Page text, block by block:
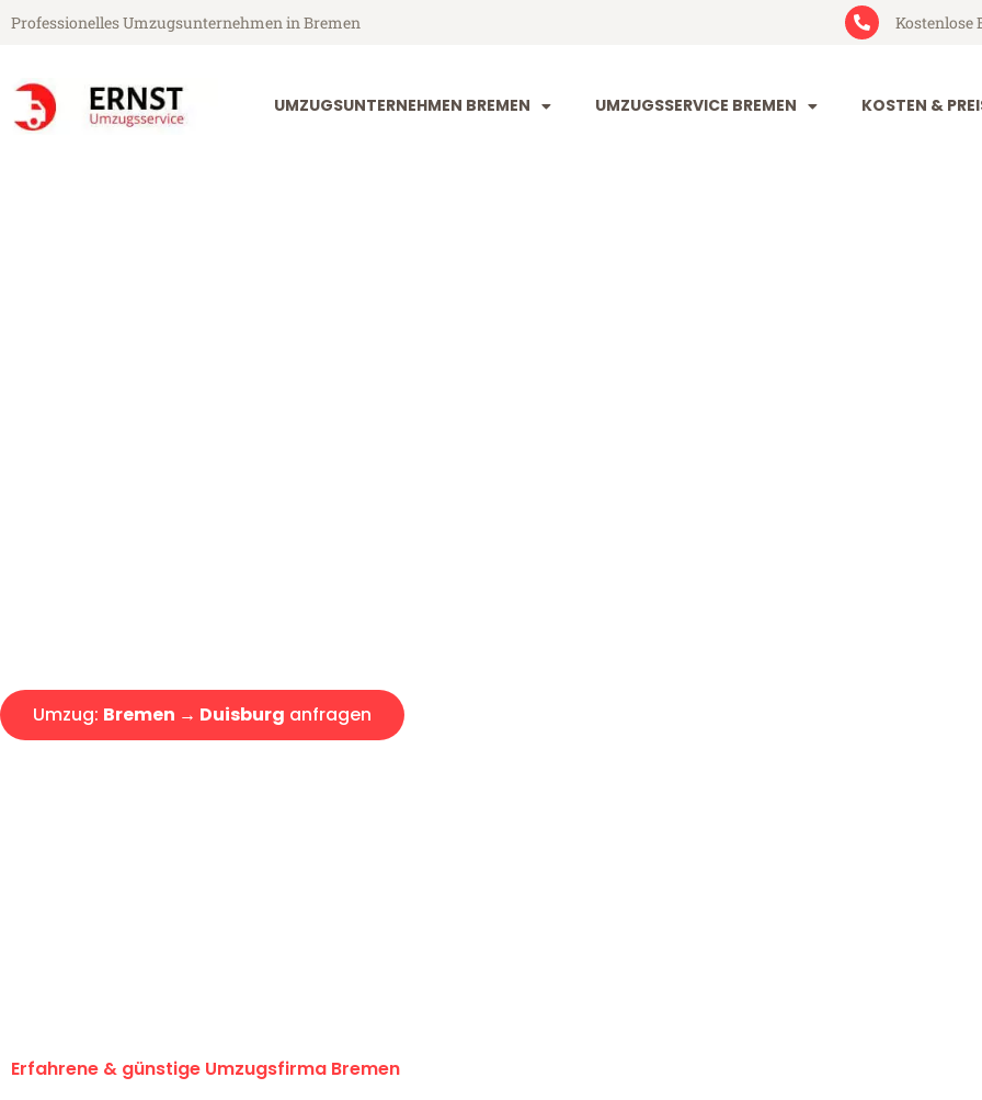
Professionelles Umzugsunternehmen in Bremen Kostenlose
UMZUGSUNTERNEHMEN BREMEN UMZUGSSERVICE BREMEN KOSTEN &
Umzug: Bremen → Duisburg anfragen
Erfahrene & günstige Umzugsfirma Bremen